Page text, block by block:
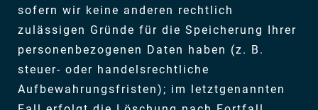
sofern wir keine anderen rechtlich
zulässigen Gründe für die Speicherung Ihrer
personenbezogenen Daten haben (z. B.
steuer- oder handelsrechtliche
Aufbewahrungsfristen); im letztgenannten